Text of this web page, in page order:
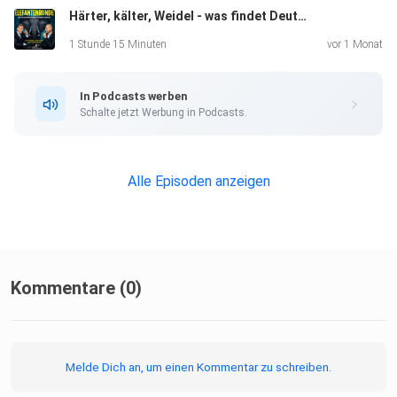
Härter, kälter, Weidel - was findet Deutschland an der Anti-Mutti?
1 Stunde 15 Minuten vor 1 Monat
In Podcasts werben
Schalte jetzt Werbung in Podcasts.
Alle Episoden anzeigen
Kommentare (0)
Melde Dich an, um einen Kommentar zu schreiben.